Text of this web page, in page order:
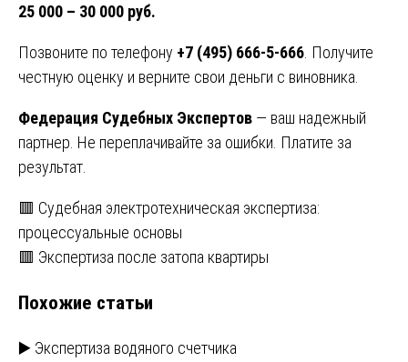
25 000 – 30 000 руб.
Позвоните по телефону +7 (495) 666-5-666 . Получите
честную оценку и верните свои деньги с виновника.
Федерация Судебных Экспертов — ваш надежный
партнер. Не переплачивайте за ошибки. Платите за
результат.
Навигация
по
🟥 Судебная электротехническая экспертиза:
процессуальные основы
🟥 Экспертиза после затопа квартиры
Похожие статьи
▶️ Экспертиза водяного счетчика